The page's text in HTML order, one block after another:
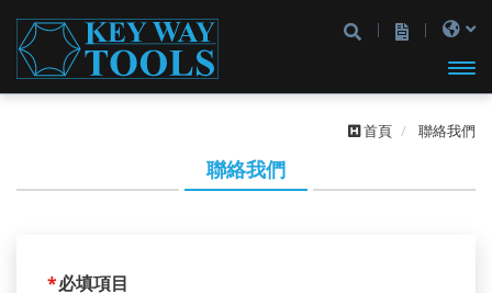
主選
單
首頁 聯絡我們
聯絡我們
*必填項目